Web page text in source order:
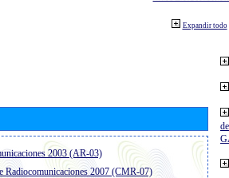
Expandir todo
2003 (AR-03)
Radiocomunicaciones 2007 (CMR-07)